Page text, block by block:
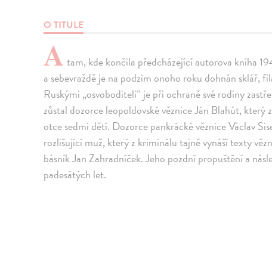
O TITULE
A tam, kde končila předcházející autorova kniha
a sebevraždě je na podzim onoho roku dohnán
Ruskými „osvoboditeli“ je při ochraně své rodiny
zůstal dozorce leopoldovské věznice Ján Blahút, který
otce sedmi dětí. Dozorce pankrácké věznice Václav
rozlišující muž, který z kriminálu tajně vynáší texty
básník Jan Zahradníček. Jeho pozdní propuštění a
padesátých let.